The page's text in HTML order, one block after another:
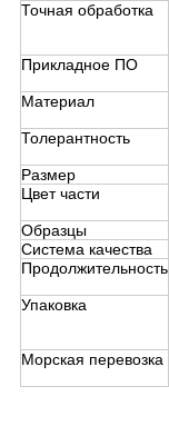
Точная обработка
Прикладное ПО
Материал
Толерантность
Размер
Цвет части
Образцы
Система качества
Продолжительность
Упаковка
Морская перевозка